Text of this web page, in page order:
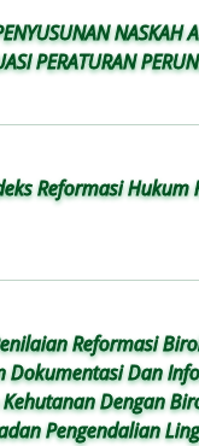
NASKAH
PERATURAN
Reformasi Hukum
Reformasi
Dokumentasi Dan
Dengan
Pengendalian